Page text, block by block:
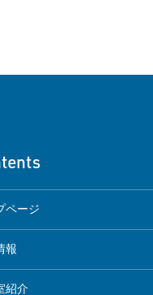
ページ
報
紹介